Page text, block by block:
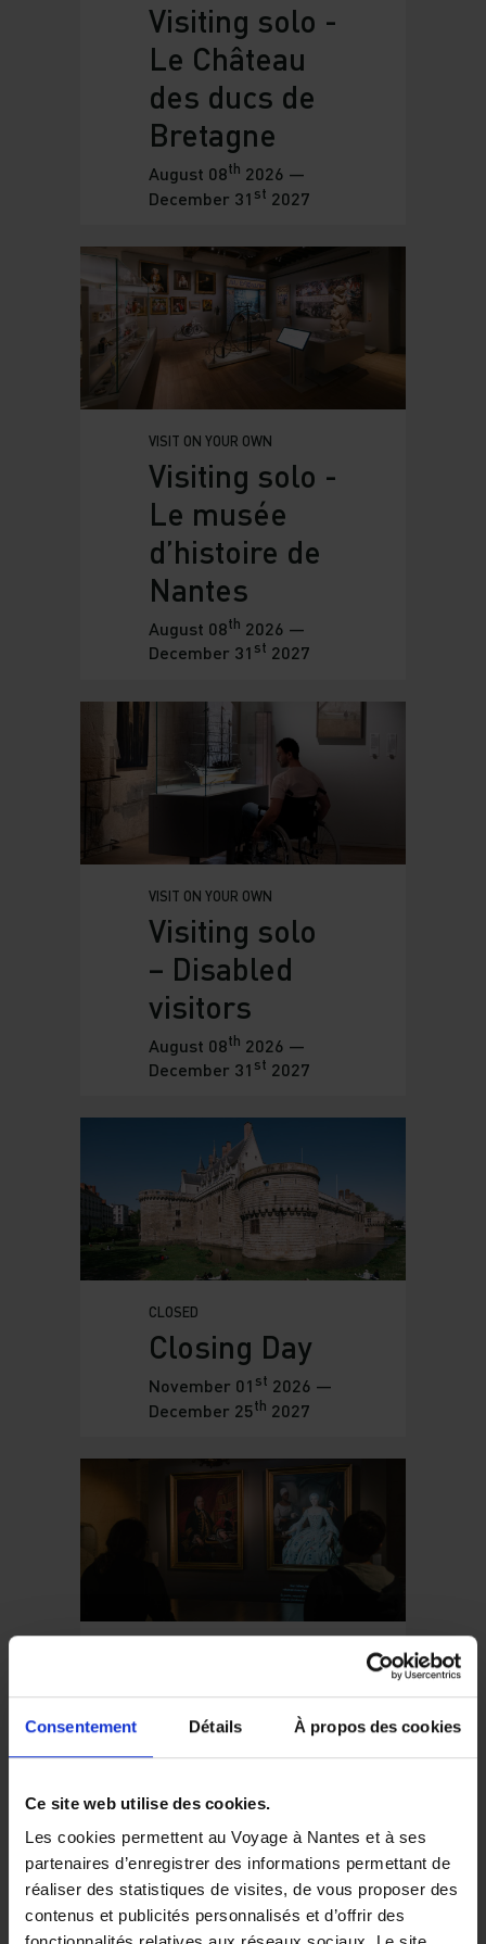
Consentement Détails À propos des cookies
Ce site web utilise des cookies.
Les cookies permettent au Voyage à Nantes et à ses
partenaires d’enregistrer des informations permettant de
réaliser des statistiques de visites, de vous proposer des
contenus et publicités personnalisés et d’offrir des
Visiting solo -
Le Château
des ducs de
Bretagne
August 08th 2026 —
December 31 st 2027
VISIT ON YOUR OWN
Visiting solo -
Le musée
d’histoire de
Nantes
August 08th 2026 —
December 31 st 2027
VISIT ON YOUR OWN
Visiting solo
– Disabled
visitors
August 08th 2026 —
December 31 st 2027
CLOSED
Closing Day
November 01 st 2026 —
December 25th 2027
First Sunday
of every
month
September 06th
December 05
2027